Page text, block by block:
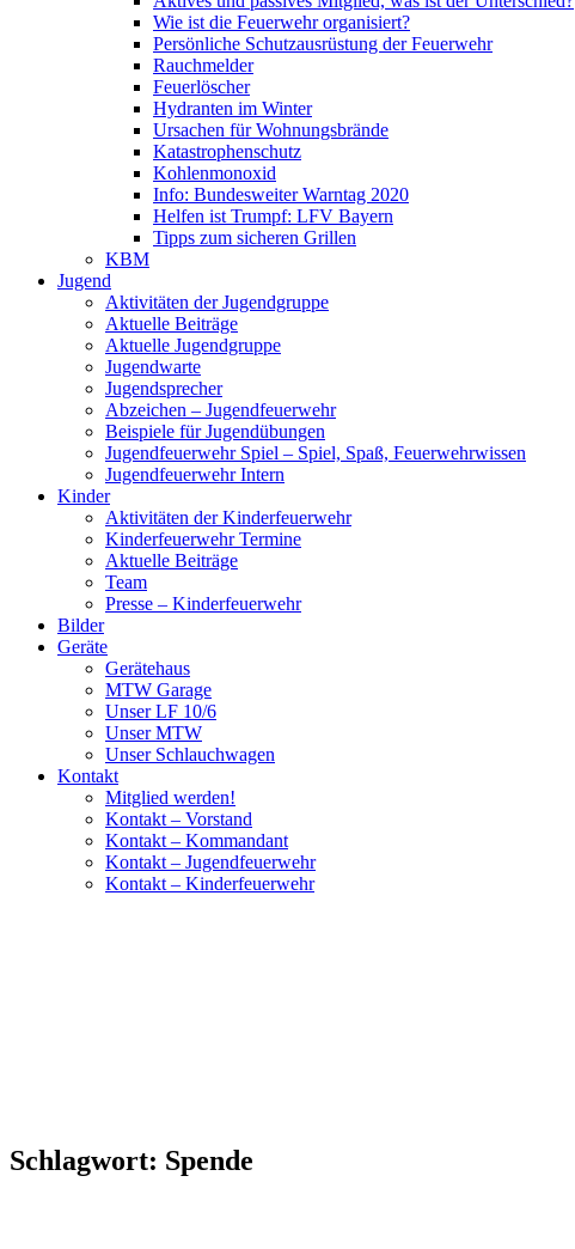
Wie ist die Feuerwehr organisiert?
Persönliche Schutzausrüstung der Feuerwehr
Rauchmelder
Feuerlöscher
Hydranten im Winter
Ursachen für Wohnungsbrände
Katastrophenschutz
Kohlenmonoxid
Info: Bundesweiter Warntag 2020
Helfen ist Trumpf: LFV Bayern
Tipps zum sicheren Grillen
KBM
Jugend
Aktivitäten der Jugendgruppe
Aktuelle Beiträge
Aktuelle Jugendgruppe
Jugendwarte
Jugendsprecher
Abzeichen – Jugendfeuerwehr
Beispiele für Jugendübungen
Jugendfeuerwehr Spiel – Spiel, Spaß, Feuerwehrwissen
Jugendfeuerwehr Intern
Kinder
Aktivitäten der Kinderfeuerwehr
Kinderfeuerwehr Termine
Aktuelle Beiträge
Team
Presse – Kinderfeuerwehr
Bilder
Geräte
Gerätehaus
MTW Garage
Unser LF 10/6
Unser MTW
Unser Schlauchwagen
Kontakt
Mitglied werden!
Kontakt – Vorstand
Kontakt – Kommandant
Kontakt – Jugendfeuerwehr
Kontakt – Kinderfeuerwehr
Schlagwort: Spende